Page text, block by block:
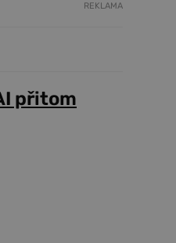
REKLAMA
přitom